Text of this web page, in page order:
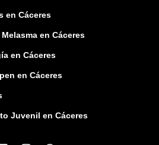
en Cáceres
en Cáceres
en Cáceres
en Cáceres
Juvenil en Cáceres